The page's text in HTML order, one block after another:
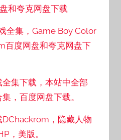
和夸克网盘下载
全集，Game Boy Color
百度网盘和夸克网盘下
集下载，本站中全部
，百度网盘下载。
，隐藏人物
，美版。